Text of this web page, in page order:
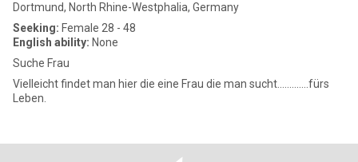
Dortmund, North Rhine-Westphalia, Germany
Seeking: Female 28 - 48
English ability: None
Suche Frau
Vielleicht findet man hier die eine Frau die man sucht.............fürs
Leben.